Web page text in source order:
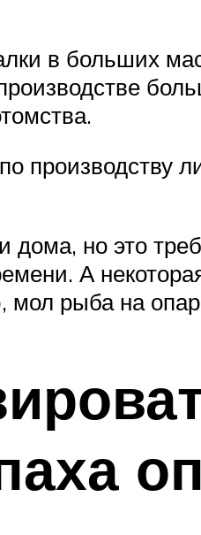
в больших
производству
но это
А
мол рыба на